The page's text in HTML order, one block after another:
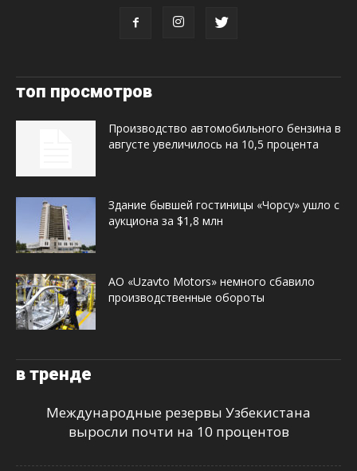
топ просмотров
Производство автомобильного бензина в
августе увеличилось на 10,5 процента
Здание бывшей гостиницы «Чорсу» ушло с
аукциона за $1,8 млн
АО «Uzavto Motors» немного сбавило
производственные обороты
в тренде
Международные резервы Узбекистана
выросли почти на 10 процентов